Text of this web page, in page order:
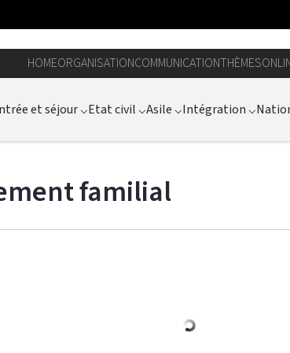
HOMEORGANISATIONCOMMUNICATIONTHÈMES
et séjour⌵Etat civil ⌵Asile ⌵Intégration ⌵
familial